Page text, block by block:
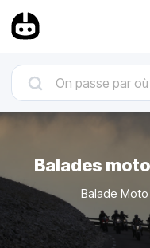
Balades
Balade